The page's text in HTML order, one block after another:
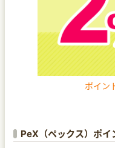
ポイン
PeX（ペックス）ポイ